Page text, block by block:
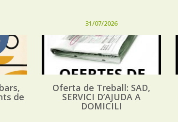
de
31/07/2026
Oferta de Treball: SAD,
SERVICI D’AJUDA A
DOMICILI